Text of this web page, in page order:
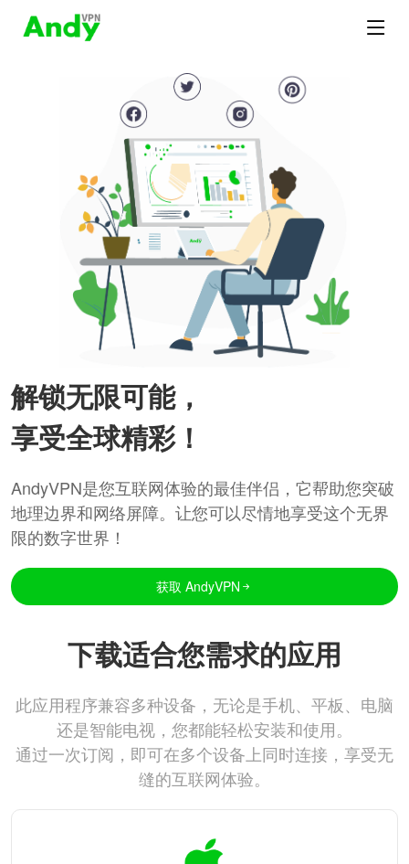
解锁无限可能，
享受全球精彩！
AndyVPN是您互联网体验的最佳伴侣，它帮助您突破
地理边界和网络屏障。让您可以尽情地享受这个无界
限的数字世界！
获取 AndyVPN
下载适合您需求的应用
此应用程序兼容多种设备，无论是手机、平板、电脑
还是智能电视，您都能轻松安装和使用。
通过一次订阅，即可在多个设备上同时连接，享受无
缝的互联网体验。